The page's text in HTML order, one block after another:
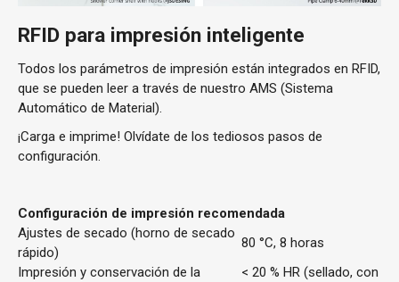
RFID para impresión inteligente
Todos los parámetros de impresión están integrados en RFID,
que se pueden leer a través de nuestro AMS (Sistema
Automático de Material).
¡Carga e imprime! Olvídate de los tediosos pasos de
configuración.
Configuración de impresión recomendada
Ajustes de secado (horno de secado
rápido)
80 °C, 8 horas
Impresión y conservación de la
< 20 % HR (sellado, con